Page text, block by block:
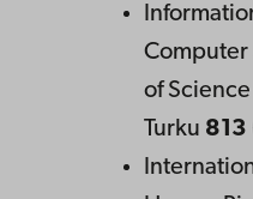
Computer
of
Turku 813